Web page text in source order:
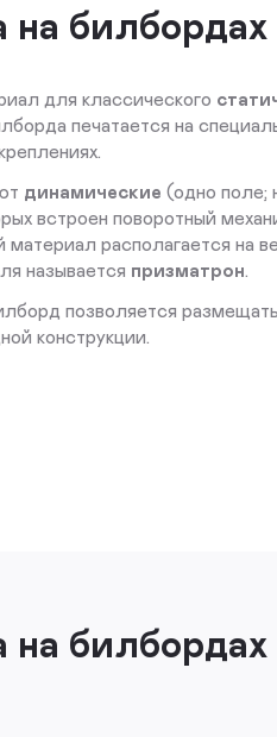
на билбордах
для классического
печатается на
динамические (одно поле;
встроен поворотный
располагается на
называется призматрон.
позволяется
конструкции.
на билбордах